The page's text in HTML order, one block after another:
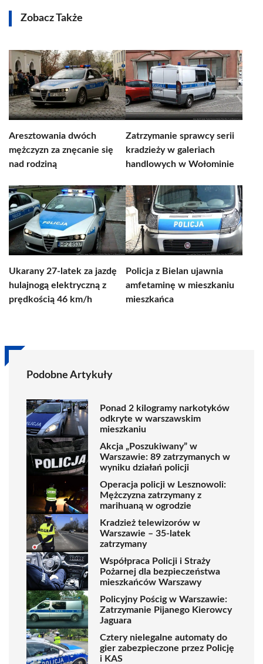
Zobacz Także
Aresztowania dwóch
mężczyzn za znęcanie się
nad rodziną
Zatrzymanie sprawcy serii
kradzieży w galeriach
handlowych w Wołominie
Ukarany 27-latek za jazdę
hulajnogą elektryczną z
prędkością 46 km/h
Policja z Bielan ujawnia
amfetaminę w mieszkaniu
mieszkańca
Podobne Artykuły
Ponad 2 kilogramy narkotyków
odkryte w warszawskim
mieszkaniu
Akcja „Poszukiwany” w
Warszawie: 89 zatrzymanych w
wyniku działań policji
Operacja policji w Lesznowoli:
Mężczyzna zatrzymany z
marihuaną w ogrodzie
Kradzież telewizorów w
Warszawie – 35-latek
zatrzymany
Współpraca Policji i Straży
Pożarnej dla bezpieczeństwa
mieszkańców Warszawy
Policyjny Pościg w Warszawie:
Zatrzymanie Pijanego Kierowcy
Jaguara
Cztery nielegalne automaty do
gier zabezpieczone przez Policję
i KAS